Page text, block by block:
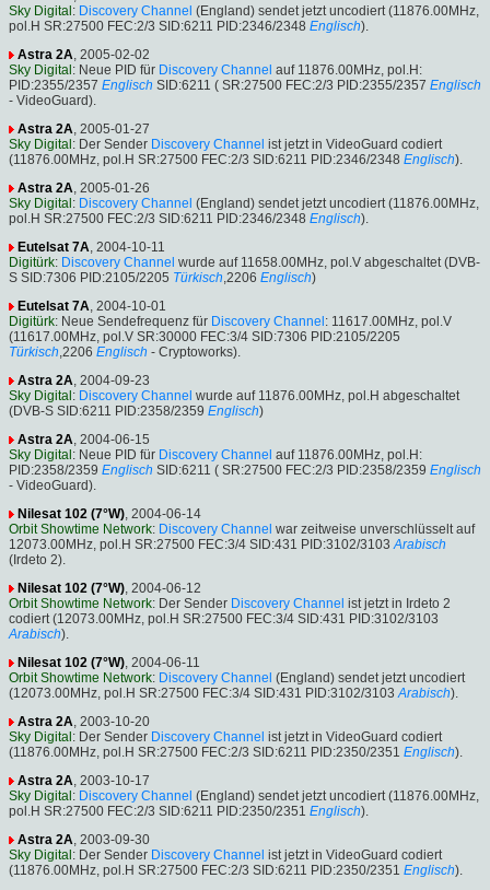
Sky Digital : Discovery Channel (England) sendet jetzt uncodiert (11876.00MHz,
pol.H SR:27500 FEC:2/3 SID:6211 PID:2346/2348 Englisch).
Astra 2A, 2005-02-02
Sky Digital : Neue PID für Discovery Channel auf 11876.00MHz, pol.H:
PID:2355/2357 Englisch SID:6211 ( SR:27500 FEC:2/3 PID:2355/2357 Englisch
- VideoGuard).
Astra 2A, 2005-01-27
Sky Digital : Der Sender Discovery Channel ist jetzt in VideoGuard codiert
(11876.00MHz, pol.H SR:27500 FEC:2/3 SID:6211 PID:2346/2348 Englisch).
Astra 2A, 2005-01-26
Sky Digital : Discovery Channel (England) sendet jetzt uncodiert (11876.00MHz,
pol.H SR:27500 FEC:2/3 SID:6211 PID:2346/2348 Englisch).
Eutelsat 7A, 2004-10-11
Digitürk: Discovery Channel wurde auf 11658.00MHz, pol.V abgeschaltet (DVB-
S SID:7306 PID:2105/2205 Türkisch,2206 Englisch)
Eutelsat 7A, 2004-10-01
Digitürk: Neue Sendefrequenz für Discovery Channel : 11617.00MHz, pol.V
(11617.00MHz, pol.V SR:30000 FEC:3/4 SID:7306 PID:2105/2205
Türkisch,2206 Englisch - Cryptoworks).
Astra 2A, 2004-09-23
Sky Digital : Discovery Channel wurde auf 11876.00MHz, pol.H abgeschaltet
(DVB-S SID:6211 PID:2358/2359 Englisch)
Astra 2A, 2004-06-15
Sky Digital : Neue PID für Discovery Channel auf 11876.00MHz, pol.H:
PID:2358/2359 Englisch SID:6211 ( SR:27500 FEC:2/3 PID:2358/2359 Englisch
- VideoGuard).
Nilesat 102 (7°W), 2004-06-14
Orbit Showtime Network: Discovery Channel war zeitweise unverschlüsselt auf
12073.00MHz, pol.H SR:27500 FEC:3/4 SID:431 PID:3102/3103 Arabisch
(Irdeto 2).
Nilesat 102 (7°W), 2004-06-12
Orbit Showtime Network: Der Sender Discovery Channel ist jetzt in Irdeto 2
codiert (12073.00MHz, pol.H SR:27500 FEC:3/4 SID:431 PID:3102/3103
Arabisch).
Nilesat 102 (7°W), 2004-06-11
Orbit Showtime Network: Discovery Channel (England) sendet jetzt uncodiert
(12073.00MHz, pol.H SR:27500 FEC:3/4 SID:431 PID:3102/3103 Arabisch).
Astra 2A, 2003-10-20
Sky Digital : Der Sender Discovery Channel ist jetzt in VideoGuard codiert
(11876.00MHz, pol.H SR:27500 FEC:2/3 SID:6211 PID:2350/2351 Englisch).
Astra 2A, 2003-10-17
Sky Digital : Discovery Channel (England) sendet jetzt uncodiert (11876.00MHz,
pol.H SR:27500 FEC:2/3 SID:6211 PID:2350/2351 Englisch).
Astra 2A, 2003-09-30
Sky Digital : Der Sender Discovery Channel ist jetzt in VideoGuard codiert
(11876.00MHz, pol.H SR:27500 FEC:2/3 SID:6211 PID:2350/2351 Englisch).